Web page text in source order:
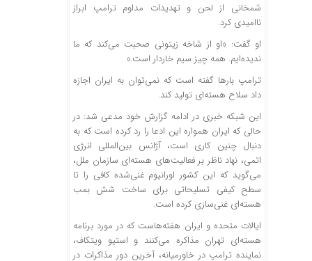
شمخانی از لحن و تهدیدات مداوم ترامپ ابراز
ناامیدی کرد.
او گفت: «او از شاخه زیتونی صحبت می‌کند که ما
ندیده‌ایم. همه چیز سیم خاردار است.»
ترامپ بارها گفته است که نمی‌توان به ایران اجازه
داد سلاح هسته‌ای تولید کند.
این شبکه خبری در ادامه گزارش خود مدعی شد: در
حالی که ایران همواره این ادعا را رد کرده است که به
دنبال چنین کاری است، آژانس بین‌المللی انرژی
اتمی، نهاد ناظر بر فعالیت‌های هسته‌ای سازمان ملل،
می‌گوید که این کشور اورانیوم غنی‌شده کافی را تا
سطح کیفی تسلیحاتی برای ساخت شش بمب
هسته‌ای غنی‌سازی کرده است.
ایالات متحده و ایران هفته‌هاست که در مورد برنامه
هسته‌ای تهران مذاکره می‌کنند و استیو ویتکاف،
نماینده ترامپ در خاورمیانه، آخرین دور مذاکرات در